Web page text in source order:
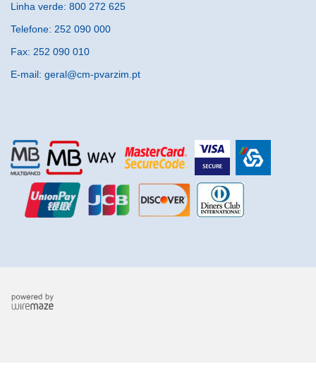
Linha verde: 800 272 625
Telefone: 252 090 000
Fax: 252 090 010
E-mail: geral@cm-pvarzim.pt